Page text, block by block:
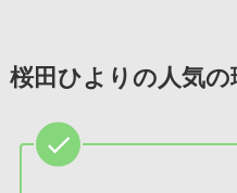
桜田ひよりの人気の